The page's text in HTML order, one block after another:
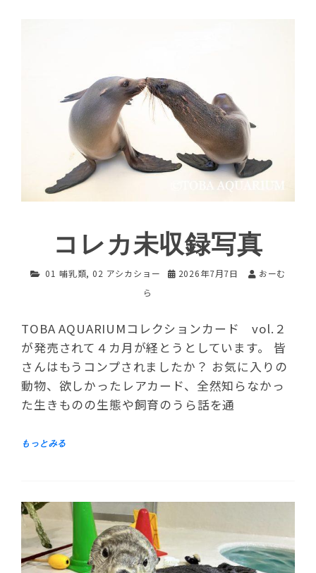
コレカ未収録写真
01 哺乳類,02 アシカショー 2026年7月7日
おーむ
ら
TOBA AQUARIUMコレクションカード vol.２
が発売されて４カ月が経とうとしています。 皆
さんはもうコンプされましたか？ お気に入りの
動物、欲しかったレアカード、全然知らなかっ
た生きものの生態や飼育のうら話を通